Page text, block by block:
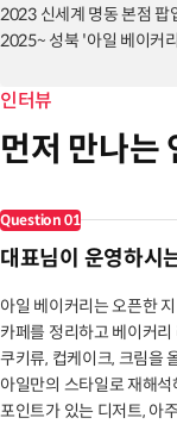
2023 신세계 명동 본점 팝
2025~ 성북 '아일 베이커
인터뷰
먼저 만나는
Question 01
대표님이 운영하시
아일 베이커리는 오픈한
카페를 정리하고 베이커
쿠키류, 컵케이크, 크림을
아일만의 스타일로 재해
포인트가 있는 디저트, 아